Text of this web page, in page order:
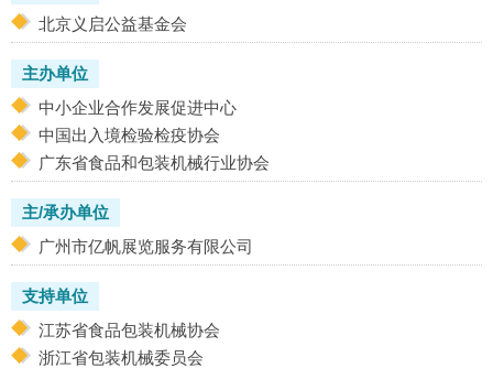
北京义启公益基金会
主办单位
中小企业合作发展促进中心
中国出入境检验检疫协会
广东省食品和包装机械行业协会
主/承办单位
广州市亿帆展览服务有限公司
支持单位
江苏省食品包装机械协会
浙江省包装机械委员会